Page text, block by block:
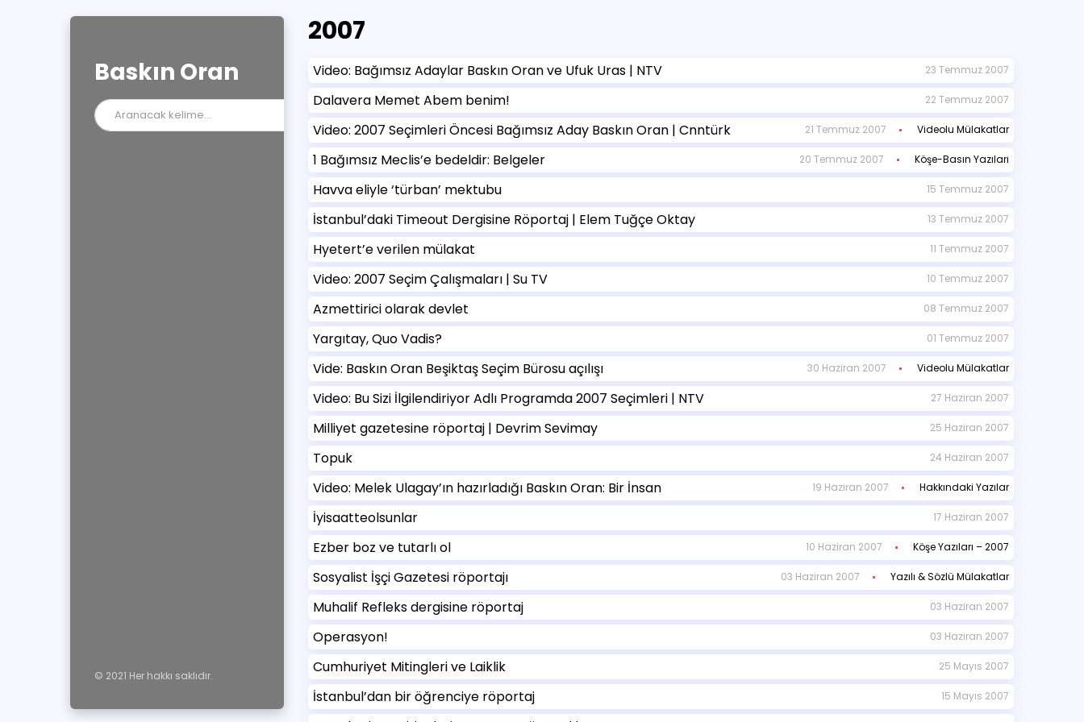
Baskın Oran
© 2021 Her hakkı saklıdır.
2007
Video: Bağımsız Adaylar Baskın Oran ve Ufuk Uras | NTV 23 Temmuz 2007
Dalavera Memet Abem benim! 22 Temmuz 2007
Video: 2007 Seçimleri Öncesi Bağımsız Aday Baskın Oran | Cnntürk 21 Temmuz 2007 Videolu Mülakatlar
1 Bağımsız Meclis’e bedeldir: Belgeler 20 Temmuz 2007 Köşe-Basın Yazıları
Havva eliyle ‘türban’ mektubu 15 Temmuz 2007
İstanbul’daki Timeout Dergisine Röportaj | Elem Tuğçe Oktay 13 Temmuz 2007
Hyetert’e verilen mülakat 11 Temmuz 2007
Video: 2007 Seçim Çalışmaları | Su TV 10 Temmuz 2007
Azmettirici olarak devlet 08 Temmuz 2007
Yargıtay, Quo Vadis? 01 Temmuz 2007
Vide: Baskın Oran Beşiktaş Seçim Bürosu açılışı 30 Haziran 2007 Videolu Mülakatlar
Video: Bu Sizi İlgilendiriyor Adlı Programda 2007 Seçimleri | NTV 27 Haziran 2007
Milliyet gazetesine röportaj | Devrim Sevimay 25 Haziran 2007
Topuk 24 Haziran 2007
Video: Melek Ulagay’ın hazırladığı Baskın Oran: Bir İnsan 19 Haziran 2007 Hakkındaki Yazılar
İyisaatteolsunlar 17 Haziran 2007
Ezber boz ve tutarlı ol 10 Haziran 2007 Köşe Yazıları – 2007
Sosyalist İşçi Gazetesi röportajı 03 Haziran 2007 Yazılı & Sözlü Mülakatlar
Muhalif Refleks dergisine röportaj 03 Haziran 2007
Operasyon! 03 Haziran 2007
Cumhuriyet Mitingleri ve Laiklik 25 Mayıs 2007
İstanbul’dan bir öğrenciye röportaj 15 Mayıs 2007